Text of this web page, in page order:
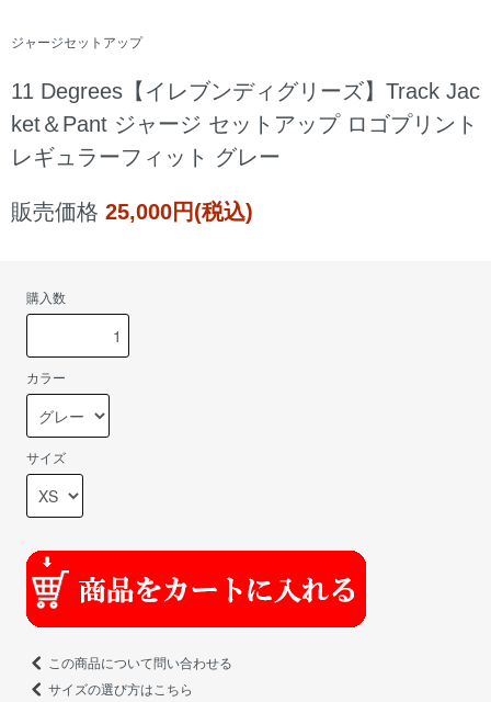
ジャージセットアップ
11 Degrees【イレブンディグリーズ】Track Jac
ket＆Pant ジャージ セットアップ ロゴプリント
レギュラーフィット グレー
販売価格 25,000円(税込)
購入数
カラー
サイズ
この商品について問い合わせる
サイズの選び方はこちら